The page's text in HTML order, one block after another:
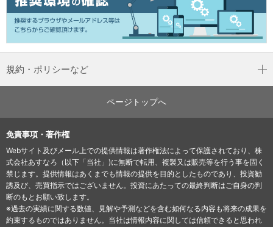
規約・ポリシーなど
ページトップへ
免責事項・著作権
Webサイト及びメール上での提供情報は著作権法によって保護されており、株
式会社あすなろ（以下「当社」)に無断で転用、複製又は販売等を行う事を固く
禁じます。提供情報はあくまでも情報の提供を目的としたものであり、投資勧
誘及び、売買指示ではございません。投資にあたっての最終判断はご自身の判
断のもとお願い致します。
※過去の実績に関する数値、見解や予測などを含む如何なる内容も将来の成果を
約束するものではありません。当社は情報内容に関しては信頼できると思われ